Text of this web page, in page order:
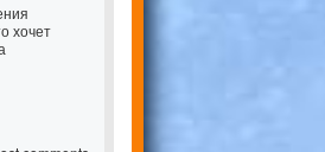
хочет